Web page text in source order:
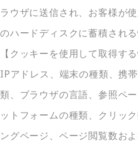
ラウザに送信され、お客様が
のハードディスクに蓄積される
【クッキーを使用して取得する
IPアドレス、端末の種類、携
類、ブラウザの言語、参照ペ
ットフォームの種類、クリッ
ングページ、ページ閲覧数お